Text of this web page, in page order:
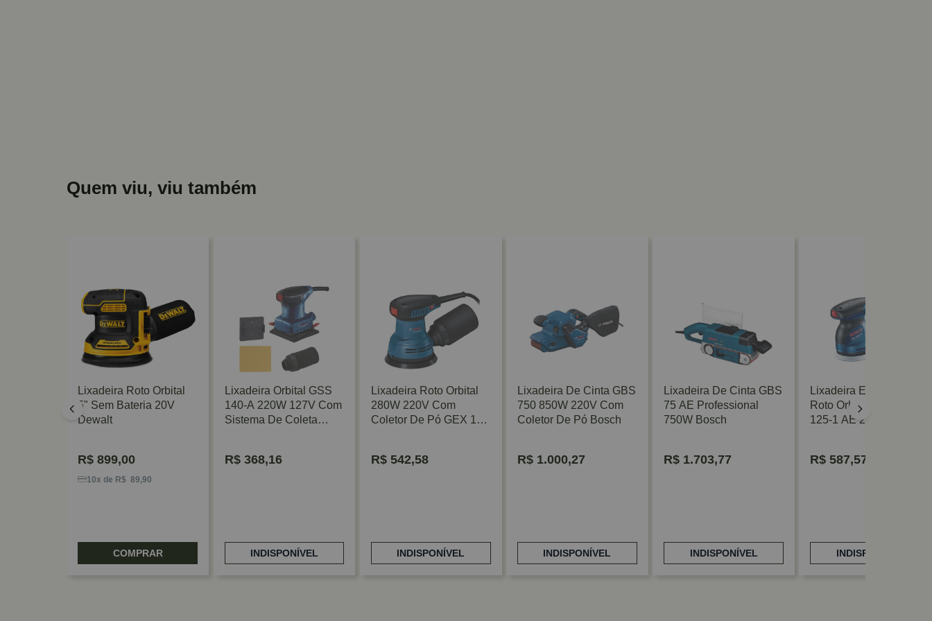
Quem viu, viu também
Lixadeira Roto Orbital
5" Sem Bateria 20V
Dewalt
R$ 899,00
10x de R$ 89,90
COMPRAR
Lixadeira Orbital GSS
140-A 220W 127V Com
Sistema De Coleta
R$368,16
INDISPONÍVEL
Lixadeira Roto Orbital
280W 220V Com
Coletor De Pó GEX 125
R$542,58
INDISPONÍVEL
Lixadeira De Cinta GBS
750 850W 220V Com
Coletor De Pó Bosch
R$1.000,27
INDISPONÍVEL
Lixadeira De Cinta GBS
75 AE Professional
750W Bosch
R$ 1.703,77
INDISPONÍVEL
Lixadeira Excêntrica
Roto Orbital Bosch GEX
125-1 AE 220V 250W
R$ 587,57
INDISPONÍVEL